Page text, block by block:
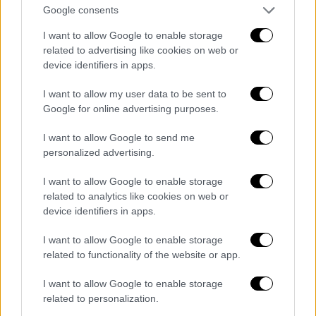
Google consents
I want to allow Google to enable storage
related to advertising like cookies on web or
device identifiers in apps.
I want to allow my user data to be sent to
Google for online advertising purposes.
I want to allow Google to send me
personalized advertising.
I want to allow Google to enable storage
related to analytics like cookies on web or
device identifiers in apps.
I want to allow Google to enable storage
related to functionality of the website or app.
I want to allow Google to enable storage
related to personalization.
συναισθηματικές αναταράξεις και ορισμένες
άστοχες ποιητικές παρεμβολές, μέχρι την
ανυπαρξία χημείας μεταξύ των ηθοποιών,
χωρίς ποτέ να εντάσσονται στο πνεύμα της
video
Όλο το Σόι («Riff Raff»)